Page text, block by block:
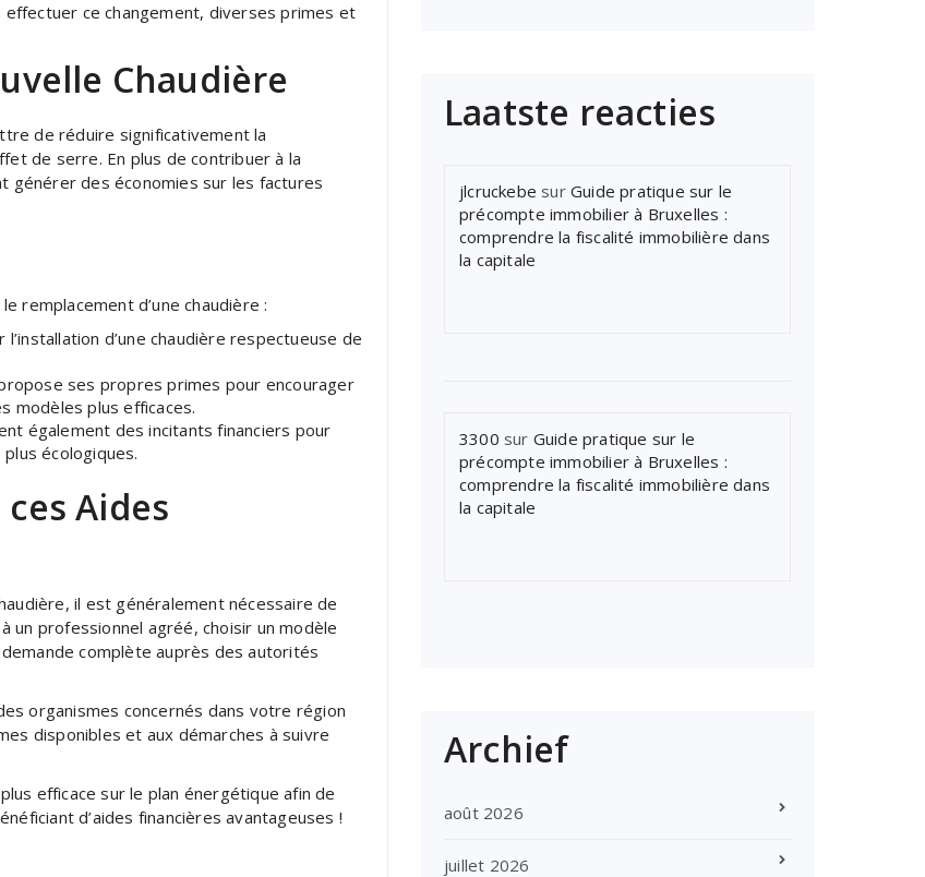
ce changement, diverses primes et
Chaudière
de réduire significativement la
de serre. En plus de contribuer à la
générer des économies sur les factures
remplacement d’une chaudière :
d’une chaudière respectueuse de
ses propres primes pour encourager
modèles plus efficaces.
également des incitants financiers pour
écologiques.
Aides
il est généralement nécessaire de
professionnel agréé, choisir un modèle
complète auprès des autorités
organismes concernés dans votre région
disponibles et aux démarches à suivre
efficace sur le plan énergétique afin de
d’aides financières avantageuses !
Laatste reacties
jlcruckebe sur Guide pratique sur le
précompte immobilier à Bruxelles :
comprendre la fiscalité immobilière dans
la capitale
3300 sur Guide pratique sur le
précompte immobilier à Bruxelles :
comprendre la fiscalité immobilière dans
la capitale
Archief
août 2026
juillet 2026